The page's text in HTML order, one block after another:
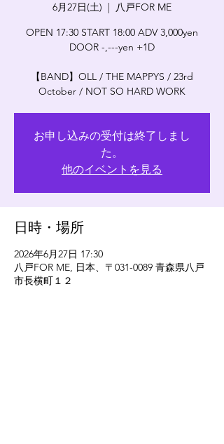
6月27日(土)
  |
八戸FOR ME
OPEN 17:30 START 18:00 ADV 3,000yen
DOOR -,---yen +1D
【BAND】OLL / THE MAPPYS / 23rd
October / NOT SO HARD WORK
お申し込みの受付は終了しまし
た。
他のイベントを見る
日時・場所
2026年6月27日 17:30
八戸FOR ME, 日本、〒031-0089 青森県八戸
市長横町１２